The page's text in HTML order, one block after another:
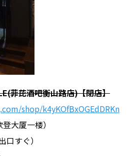
菲芘酒吧衡山路店)【閉店】
shop/k4yKOfBxOGEdDRKn
大厦一楼）
口すぐ）